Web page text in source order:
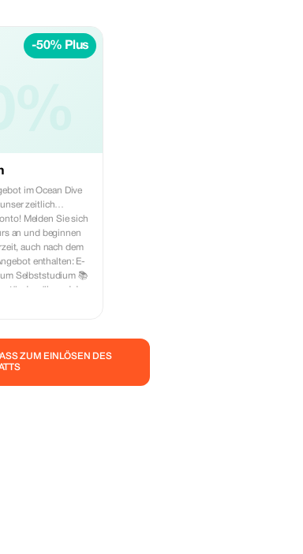
-50% Plus
im Ocean Dive
zeitlich
Melden Sie sich
an und beginnen
auch nach dem
enthalten: E-
Selbststudium 📚
während des
Flexible
ZUM EINLÖSEN DES